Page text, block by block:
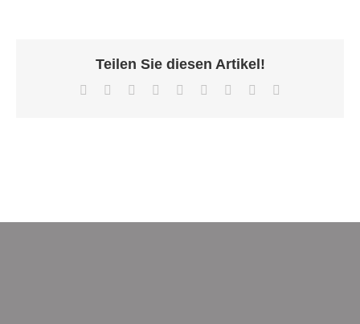
Teilen Sie diesen Artikel!
Facebook Reddit LinkedInWhatsApp
TumblrPinterest